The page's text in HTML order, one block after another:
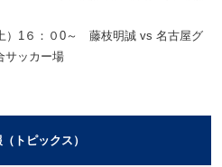
）1６：０ 0～ 藤枝明誠 vs 名古屋グ
サッカー場
トピックス）